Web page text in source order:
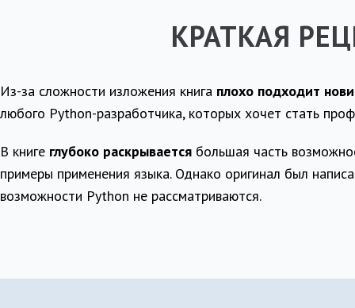
КРАТКАЯ
Из-за сложности изложения книга плохо подходит
любого Python-разработчика, которых хочет стать
В книге глубоко раскрывается большая часть
примеры применения языка. Однако оригинал был
возможности Python не рассматриваются.